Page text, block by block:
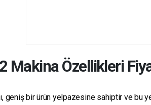
Makina Özellikleri
geniş bir ürün yelpazesine sahiptir ve bu